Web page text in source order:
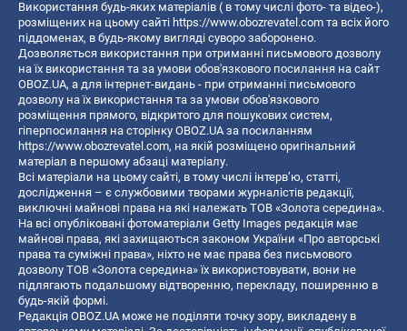
Використання будь-яких матеріалів ( в тому числі фото- та відео-),
розміщених на цьому сайті https://www.obozrevatel.com та всіх його
піддоменах, в будь-якому вигляді суворо заборонено.
Дозволяється використання при отриманні письмового дозволу
на їх використання та за умови обов'язкового посилання на сайт
OBOZ.UA, а для інтернет-видань - при отриманні письмового
дозволу на їх використання та за умови обов'язкового
розміщення прямого, відкритого для пошукових систем,
гіперпосилання на сторінку OBOZ.UA за посиланням
https://www.obozrevatel.com, на якій розміщено оригінальний
матеріал в першому абзаці матеріалу.
Всі матеріали на цьому сайті, в тому числі інтерв’ю, статті,
дослідження – є службовими творами журналістів редакції,
виключні майнові права на які належать ТОВ «Золота середина».
На всі опубліковані фотоматеріали Getty Images редакція має
майнові права, які захищаються законом України «Про авторські
права та суміжні права», ніхто не має права без письмового
дозволу ТОВ «Золота середина» їх використовувати, вони не
підлягають подальшому відтворенню, перекладу, поширенню в
будь-якій формі.
Редакція OBOZ.UA може не поділяти точку зору, викладену в